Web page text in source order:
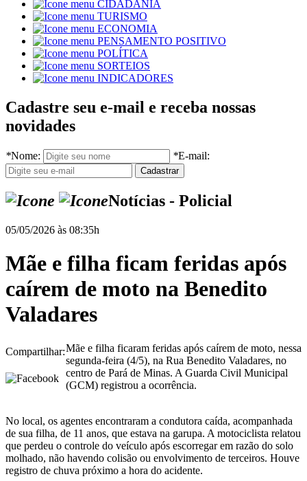
CIDADANIA
TURISMO
ECONOMIA
PENSAMENTO POSITIVO
POLÍTICA
SORTEIOS
INDICADORES
Cadastre seu e-mail e receba nossas
novidades
*Nome: *E-mail:
Notícias - Policial
05/05/2026 às 08:35h
Mãe e filha ficam feridas após
caírem de moto na Benedito
Valadares
Compartilhar:Mãe e filha ficaram feridas após caírem de moto, nessa
segunda-feira (4/5), na Rua Benedito Valadares, no
centro de Pará de Minas. A Guarda Civil Municipal
(GCM) registrou a ocorrência.
No local, os agentes encontraram a condutora caída, acompanhada
de sua filha, de 11 anos, que estava na garupa. A motociclista relatou
que perdeu o controle do veículo após escorregar em razão do solo
molhado, não havendo colisão ou envolvimento de terceiros. Houve
registro de chuva próximo a hora do acidente.